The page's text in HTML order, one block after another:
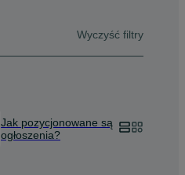
Wyczyść filtry
Jak pozycjonowane są
ogłoszenia?